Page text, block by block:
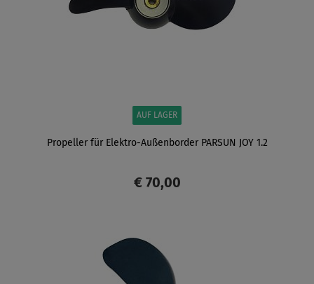
AUF LAGER
Propeller für Elektro-Außenborder PARSUN JOY 1.2
€ 70,00